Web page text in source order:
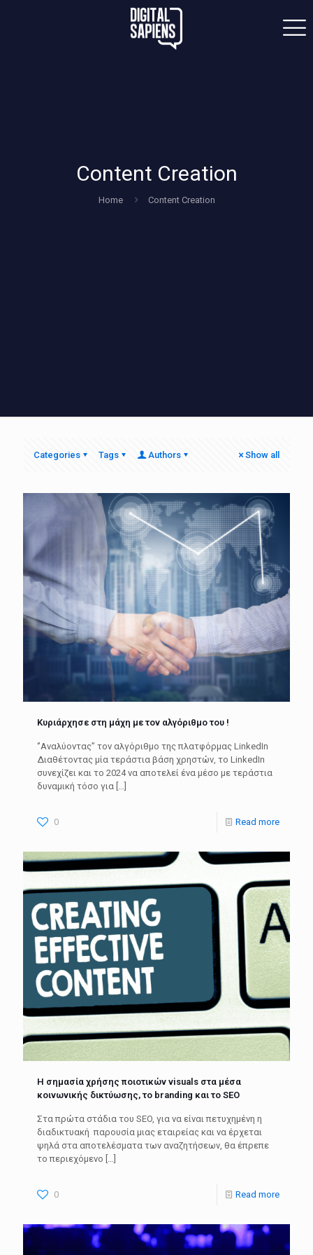
Content Creation
Home Content Creation
Categories Tags Authors Show all
Κυριάρχησε στη μάχη με τον αλγόριθμο του !
‘’Αναλύοντας’’ τον αλγόριθμο της πλατφόρμας LinkedIn
Διαθέτοντας μία τεράστια βάση χρηστών, το LinkedIn
συνεχίζει και το 2024 να αποτελεί ένα μέσο με τεράστια
δυναμική τόσο για […]
0 Read more
Η σημασία χρήσης ποιοτικών visuals στα μέσα
κοινωνικής δικτύωσης, το branding και το SEO
Στα πρώτα στάδια του SEO, για να είναι πετυχημένη η
διαδικτυακή παρουσία μιας εταιρείας και να έρχεται
ψηλά στα αποτελέσματα των αναζητήσεων, θα έπρεπε
το περιεχόμενο
0 Read more